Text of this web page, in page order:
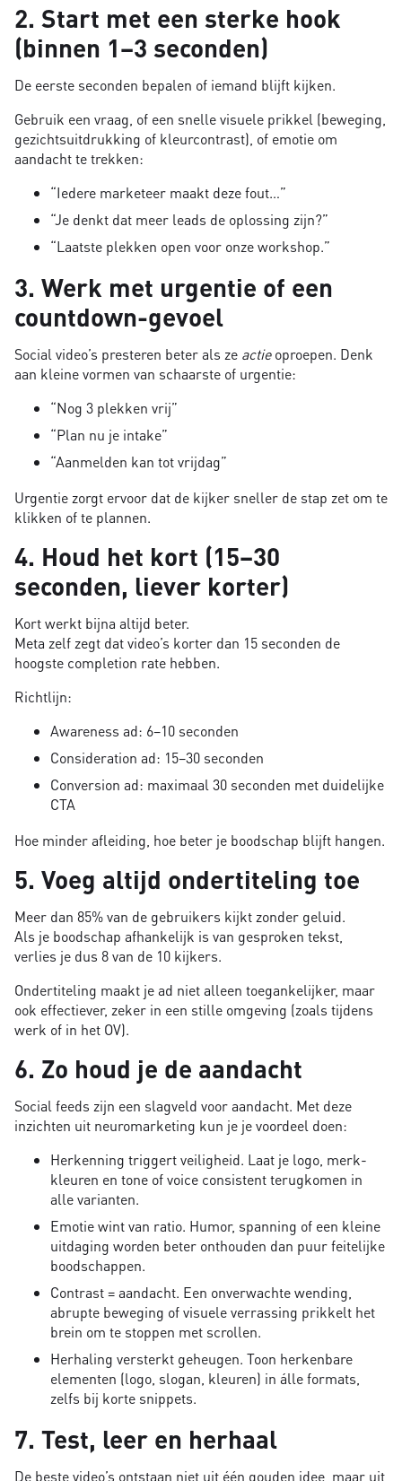
2. Start met een sterke hook
(binnen 1–3 seconden)
De eerste seconden bepalen of iemand blijft kijken.
Gebruik een vraag, of een snelle visuele prikkel (beweging,
gezichtsuitdrukking of kleurcontrast), of emotie om
aandacht te trekken:
“Iedere marketeer maakt deze fout…”
“Je denkt dat meer leads de oplossing zijn?”
“Laatste plekken open voor onze workshop.”
3. Werk met urgentie of een
countdown-gevoel
Social video’s presteren beter als ze actieoproepen. Denk
aan kleine vormen van schaarste of urgentie:
“Nog 3 plekken vrij”
“Plan nu je intake”
“Aanmelden kan tot vrijdag”
Urgentie zorgt ervoor dat de kijker sneller de stap zet om te
klikken of te plannen.
4. Houd het kort (15–30
seconden, liever korter)
Kort werkt bijna altijd beter.
Meta zelf zegt dat video’s korter dan 15 seconden de
hoogste completion rate hebben.
Richtlijn:
Awareness ad: 6–10 seconden
Consideration ad: 15–30 seconden
Conversion ad: maximaal 30 seconden met duidelijke
CTA
Hoe minder afleiding, hoe beter je boodschap blijft hangen.
5. Voeg altijd ondertiteling toe
Meer dan 85% van de gebruikers kijkt zonder geluid.
Als je boodschap afhankelijk is van gesproken tekst,
verlies je dus 8 van de 10 kijkers.
Ondertiteling maakt je ad niet alleen toegankelijker, maar
ook effectiever, zeker in een stille omgeving (zoals tijdens
werk of in het OV).
6. Zo houd je de aandacht
Social feeds zijn een slagveld voor aandacht. Met deze
inzichten uit neuromarketing kun je je voordeel doen:
Herkenning triggert veiligheid. Laat je logo, merk­
kleuren en tone of voice consistent terugkomen in
alle varianten.
Emotie wint van ratio. Humor, spanning of een kleine
uitdaging worden beter onthouden dan puur feitelijke
boodschappen.
Contrast = aandacht. Een onverwachte wending,
abrupte beweging of visuele verrassing prikkelt het
brein om te stoppen met scrollen.
Herhaling versterkt geheugen. Toon herkenbare
elementen (logo, slogan, kleuren) in álle formats,
zelfs bij korte snippets.
7. Test, leer en herhaal
De beste video’s ontstaan niet uit één gouden idee, maar uit